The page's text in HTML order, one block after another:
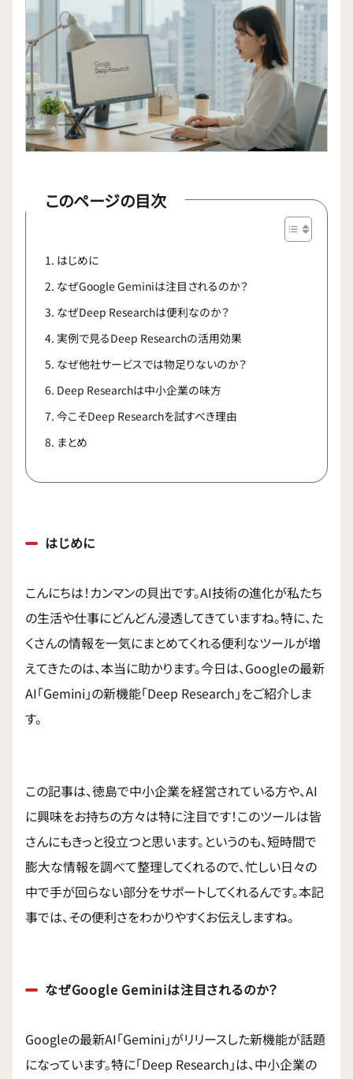
このページの目次
はじめに
なぜGoogle Geminiは注目されるのか？
なぜDeep Researchは便利なのか？
実例で見るDeep Researchの活用効果
なぜ他社サービスでは物足りないのか？
Deep Researchは中小企業の味方
今こそDeep Researchを試すべき理由
まとめ
はじめに
こんにちは！カンマンの貝出です。AI技術の進化が私たち
の生活や仕事にどんどん浸透してきていますね。特に、た
くさんの情報を一気にまとめてくれる便利なツールが増
えてきたのは、本当に助かります。今日は、Googleの最新
AI「Gemini」の新機能「Deep Research」をご紹介しま
す。
この記事は、徳島で中小企業を経営されている方や、AI
に興味をお持ちの方々は特に注目です！このツールは皆
さんにもきっと役立つと思います。というのも、短時間で
膨大な情報を調べて整理してくれるので、忙しい日々の
中で手が回らない部分をサポートしてくれるんです。本記
事では、その便利さをわかりやすくお伝えしますね。
なぜGoogle Geminiは注目されるのか？
Googleの最新AI「Gemini」がリリースした新機能が話題
になっています。特に「Deep Research」は、中小企業の